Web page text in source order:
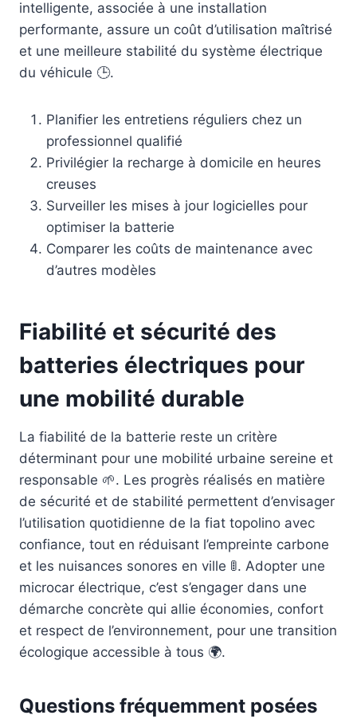
intelligente, associée à une installation
performante, assure un coût d’utilisation maîtrisé
et une meilleure stabilité du système électrique
du véhicule 🕒.
Planifier les entretiens réguliers chez un
professionnel qualifié
Privilégier la recharge à domicile en heures
creuses
Surveiller les mises à jour logicielles pour
optimiser la batterie
Comparer les coûts de maintenance avec
d’autres modèles
Fiabilité et sécurité des
batteries électriques pour
une mobilité durable
La fiabilité de la batterie reste un critère
déterminant pour une mobilité urbaine sereine et
responsable 🌱. Les progrès réalisés en matière
de sécurité et de stabilité permettent d’envisager
l’utilisation quotidienne de la fiat topolino avec
confiance, tout en réduisant l’empreinte carbone
et les nuisances sonores en ville 🚦. Adopter une
microcar électrique, c’est s’engager dans une
démarche concrète qui allie économies, confort
et respect de l’environnement, pour une transition
écologique accessible à tous 🌍.
Questions fréquemment posées